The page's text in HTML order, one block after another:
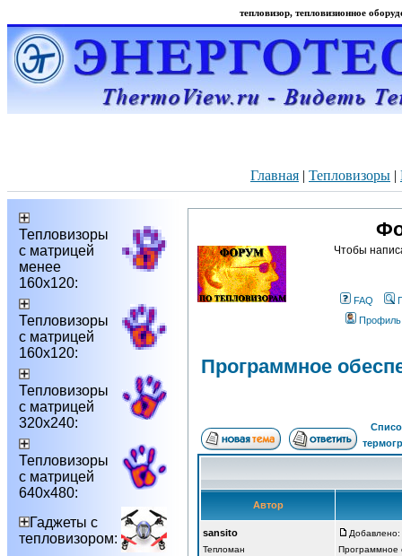
тепловизор, тепловизионное
Главная | Тепловизоры |
Тепловизоры
с матрицей
менее
160х120:
Тепловизоры
с матрицей
160х120:
Тепловизоры
с матрицей
320х240:
Тепловизоры
с матрицей
640х480:
Гаджеты с
тепловизором:
Чтобы
FAQ
Профиль
Программное
Автор
sansito
Тепломан
Программное